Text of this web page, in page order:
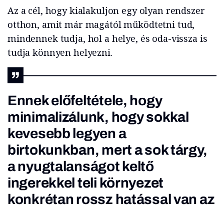
Az a cél, hogy kialakuljon egy olyan rendszer
otthon, amit már magától működtetni tud,
mindennek tudja, hol a helye, és oda-vissza is
tudja könnyen helyezni.
Ennek előfeltétele, hogy
minimalizálunk, hogy sokkal
kevesebb legyen a
birtokunkban, mert a sok tárgy,
a nyugtalanságot keltő
ingerekkel teli környezet
konkrétan rossz hatással van az